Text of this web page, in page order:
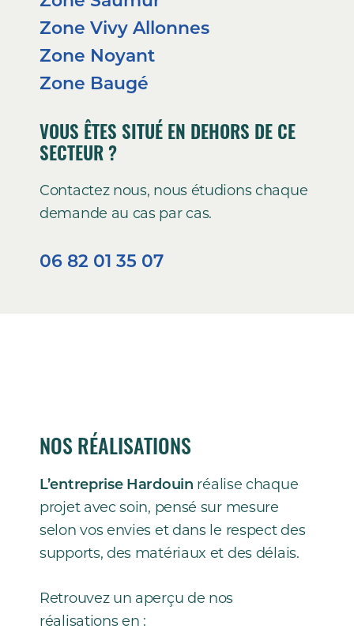
Zone Vivy Allonnes
Zone Noyant
Zone Baugé
VOUS ÊTES SITUÉ EN DEHORS DE CE
SECTEUR ?
Contactez nous, nous étudions chaque
demande au cas par cas.
06 82 01 35 07
NOS RÉALISATIONS
L’entreprise Hardouin réalise chaque
projet avec soin, pensé sur mesure
selon vos envies et dans le respect des
supports, des matériaux et des délais.
Retrouvez un aperçu de nos
réalisations en :